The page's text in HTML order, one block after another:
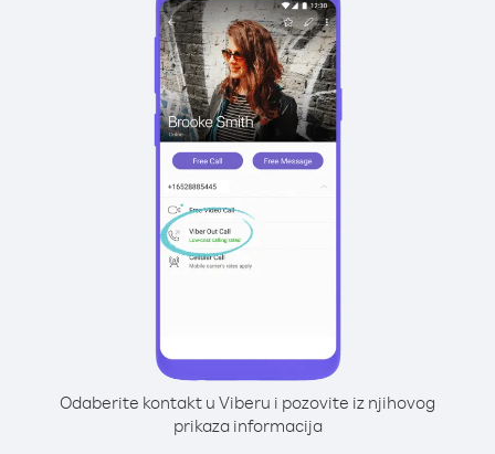
Odaberite kontakt u Viberu i pozovite iz njihovog
prikaza informacija